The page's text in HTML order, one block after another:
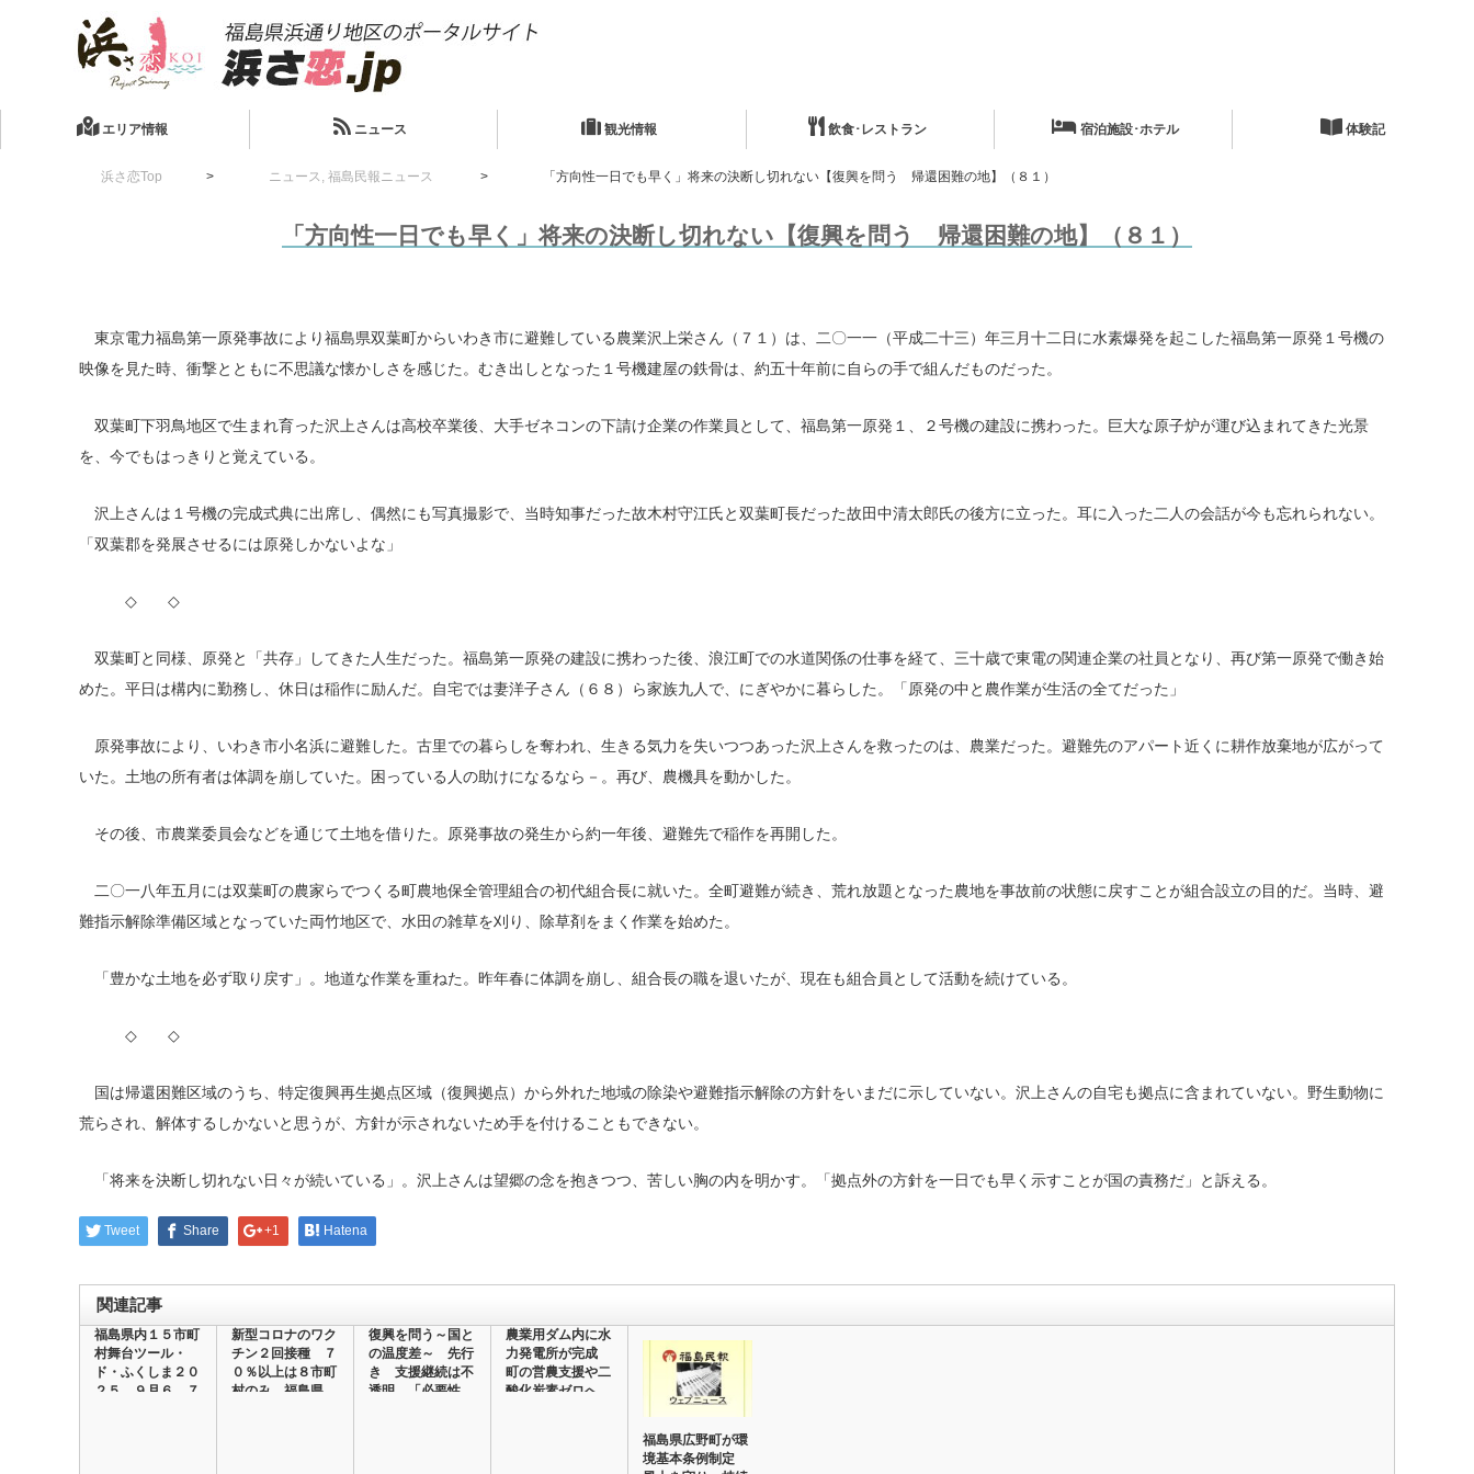
エリア情報 ニュース 観光情報 飲食･レストラン 宿泊施設･ホテル 体験記
浜さ恋Top ニュース , 福島民報ニュース 「方向性一日でも早く」将来の決断し切れない【復興を問う 帰還困難の地】（８１）
「方向性一日でも早く」将来の決断し切れない【復興を問う 帰還困難の地】（８１）
東京電力福島第一原発事故により福島県双葉町からいわき市に避難している農業沢上栄さん（７１）は、二〇一一（平成二十三）年三月十二日に水素爆発を起こした福島第一原発１号機の
映像を見た時、衝撃とともに不思議な懐かしさを感じた。むき出しとなった１号機建屋の鉄骨は、約五十年前に自らの手で組んだものだった。
双葉町下羽鳥地区で生まれ育った沢上さんは高校卒業後、大手ゼネコンの下請け企業の作業員として、福島第一原発１、２号機の建設に携わった。巨大な原子炉が運び込まれてきた光景
を、今でもはっきりと覚えている。
沢上さんは１号機の完成式典に出席し、偶然にも写真撮影で、当時知事だった故木村守江氏と双葉町長だった故田中清太郎氏の後方に立った。耳に入った二人の会話が今も忘れられない。
「双葉郡を発展させるには原発しかないよな」
◇ ◇
双葉町と同様、原発と「共存」してきた人生だった。福島第一原発の建設に携わった後、浪江町での水道関係の仕事を経て、三十歳で東電の関連企業の社員となり、再び第一原発で働き始
めた。平日は構内に勤務し、休日は稲作に励んだ。自宅では妻洋子さん（６８）ら家族九人で、にぎやかに暮らした。「原発の中と農作業が生活の全てだった」
原発事故により、いわき市小名浜に避難した。古里での暮らしを奪われ、生きる気力を失いつつあった沢上さんを救ったのは、農業だった。避難先のアパート近くに耕作放棄地が広がって
いた。土地の所有者は体調を崩していた。困っている人の助けになるなら－。再び、農機具を動かした。
その後、市農業委員会などを通じて土地を借りた。原発事故の発生から約一年後、避難先で稲作を再開した。
二〇一八年五月には双葉町の農家らでつくる町農地保全管理組合の初代組合長に就いた。全町避難が続き、荒れ放題となった農地を事故前の状態に戻すことが組合設立の目的だ。当時、避
難指示解除準備区域となっていた両竹地区で、水田の雑草を刈り、除草剤をまく作業を始めた。
「豊かな土地を必ず取り戻す」。地道な作業を重ねた。昨年春に体調を崩し、組合長の職を退いたが、現在も組合員として活動を続けている。
◇ ◇
国は帰還困難区域のうち、特定復興再生拠点区域（復興拠点）から外れた地域の除染や避難指示解除の方針をいまだに示していない。沢上さんの自宅も拠点に含まれていない。野生動物に
荒らされ、解体するしかないと思うが、方針が示されないため手を付けることもできない。
「将来を決断し切れない日々が続いている」。沢上さんは望郷の念を抱きつつ、苦しい胸の内を明かす。「拠点外の方針を一日でも早く示すことが国の責務だ」と訴える。
Tweet Share +1 Hatena
関連記事
福島県内１５市町
村舞台ツール・
ド・ふくしま２０
２５ ９月６、７
新型コロナのワク
チン２回接種 ７
０％以上は８市町
村のみ 福島県
復興を問う～国と
の温度差～ 先行
き 支援継続は不
透明 「必要性
農業用ダム内に水
力発電所が完成
町の営農支援や二
酸化炭素ゼロへ
福島県広野町が環
境基本条例制定